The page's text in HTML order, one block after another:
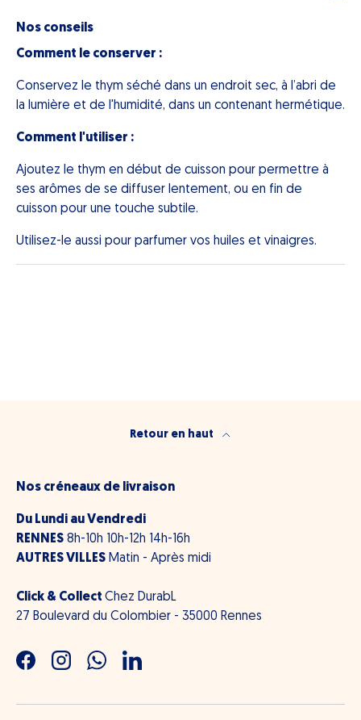
Nos conseils
Comment le conserver :
Conservez le thym séché dans un endroit sec, à l’abri de
la lumière et de l'humidité, dans un contenant hermétique.
Comment l'utiliser :
Ajoutez le thym en début de cuisson pour permettre à
ses arômes de se diffuser lentement, ou en fin de
cuisson pour une touche subtile.
Utilisez-le aussi pour parfumer vos huiles et vinaigres.
Retour en haut
Nos créneaux de livraison
Du Lundi au Vendredi
RENNES 8h-10h 10h-12h 14h-16h
AUTRES VILLES Matin - Après midi
Click & Collect Chez DurabL
27 Boulevard du Colombier - 35000 Rennes
FacebookInstagramWhatsAppLinkedIn